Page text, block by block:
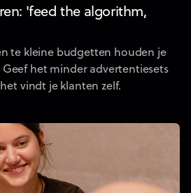
'feed the algorithm,
te kleine budgetten houden je
het minder advertentiesets
vindt je klanten zelf.